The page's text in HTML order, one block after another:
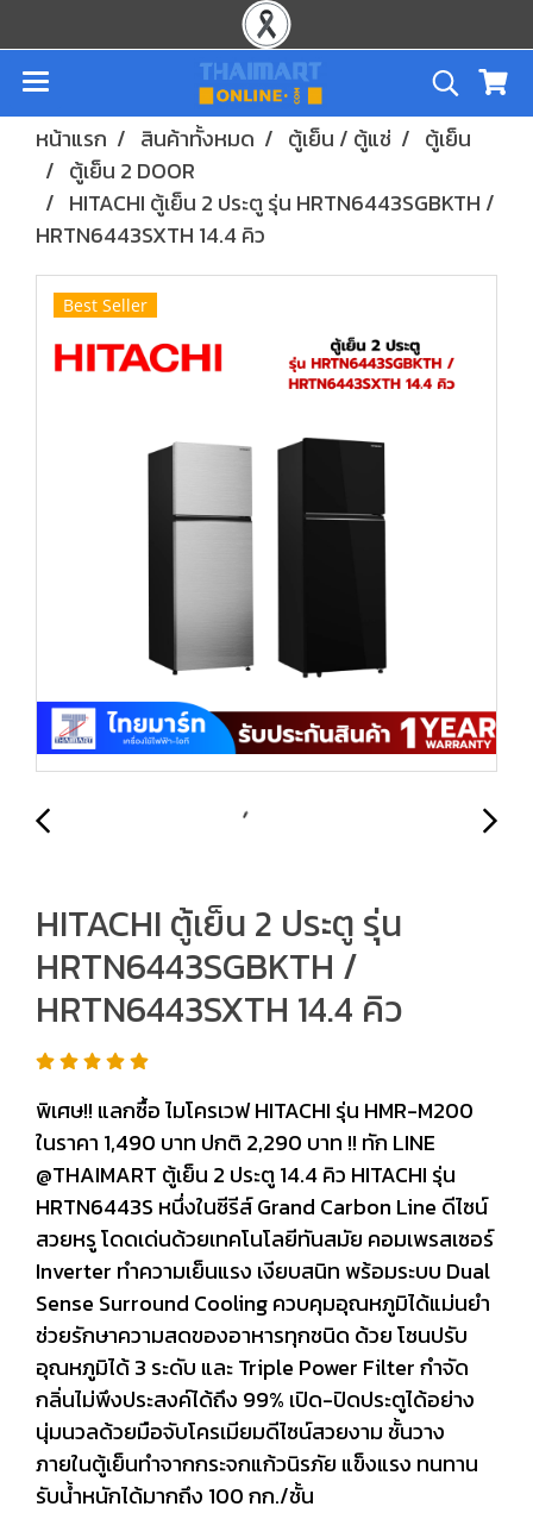
หน้าแรก สินค้าทั้งหมด ตู้เย็น / ตู้แช่
ตู้เย็น
ตู้เย็น 2 DOOR
HITACHI ตู้เย็น 2 ประตู รุ่น HRTN6443SGBKTH /
HRTN6443SXTH 14.4 คิว
Best Seller
HITACHI ตู้เย็น 2 ประตู รุ่น
HRTN6443SGBKTH /
HRTN6443SXTH 14.4 คิว
พิเศษ!! แลกซื้อ ไมโครเวฟ HITACHI รุ่น HMR-M200
ในราคา 1,490 บาท ปกติ 2,290 บาท !! ทัก LINE
@THAIMART ตู้เย็น 2 ประตู 14.4 คิว HITACHI รุ่น
HRTN6443S หนึ่งในซีรีส์ Grand Carbon Line ดีไซน์
สวยหรู โดดเด่นด้วยเทคโนโลยีทันสมัย คอมเพรสเซอร์
Inverter ทำความเย็นแรง เงียบสนิท พร้อมระบบ Dual
Sense Surround Cooling ควบคุมอุณหภูมิได้แม่นยำ
ช่วยรักษาความสดของอาหารทุกชนิด ด้วย โซนปรับ
อุณหภูมิได้ 3 ระดับ และ Triple Power Filter กำจัด
กลิ่นไม่พึงประสงค์ได้ถึง 99% เปิด-ปิดประตูได้อย่าง
นุ่มนวลด้วยมือจับโครเมียมดีไซน์สวยงาม ชั้นวาง
ภายในตู้เย็นทำจากกระจกแก้วนิรภัย แข็งแรง ทนทาน
รับน้ำหนักได้มากถึง 100 กก./ชั้น